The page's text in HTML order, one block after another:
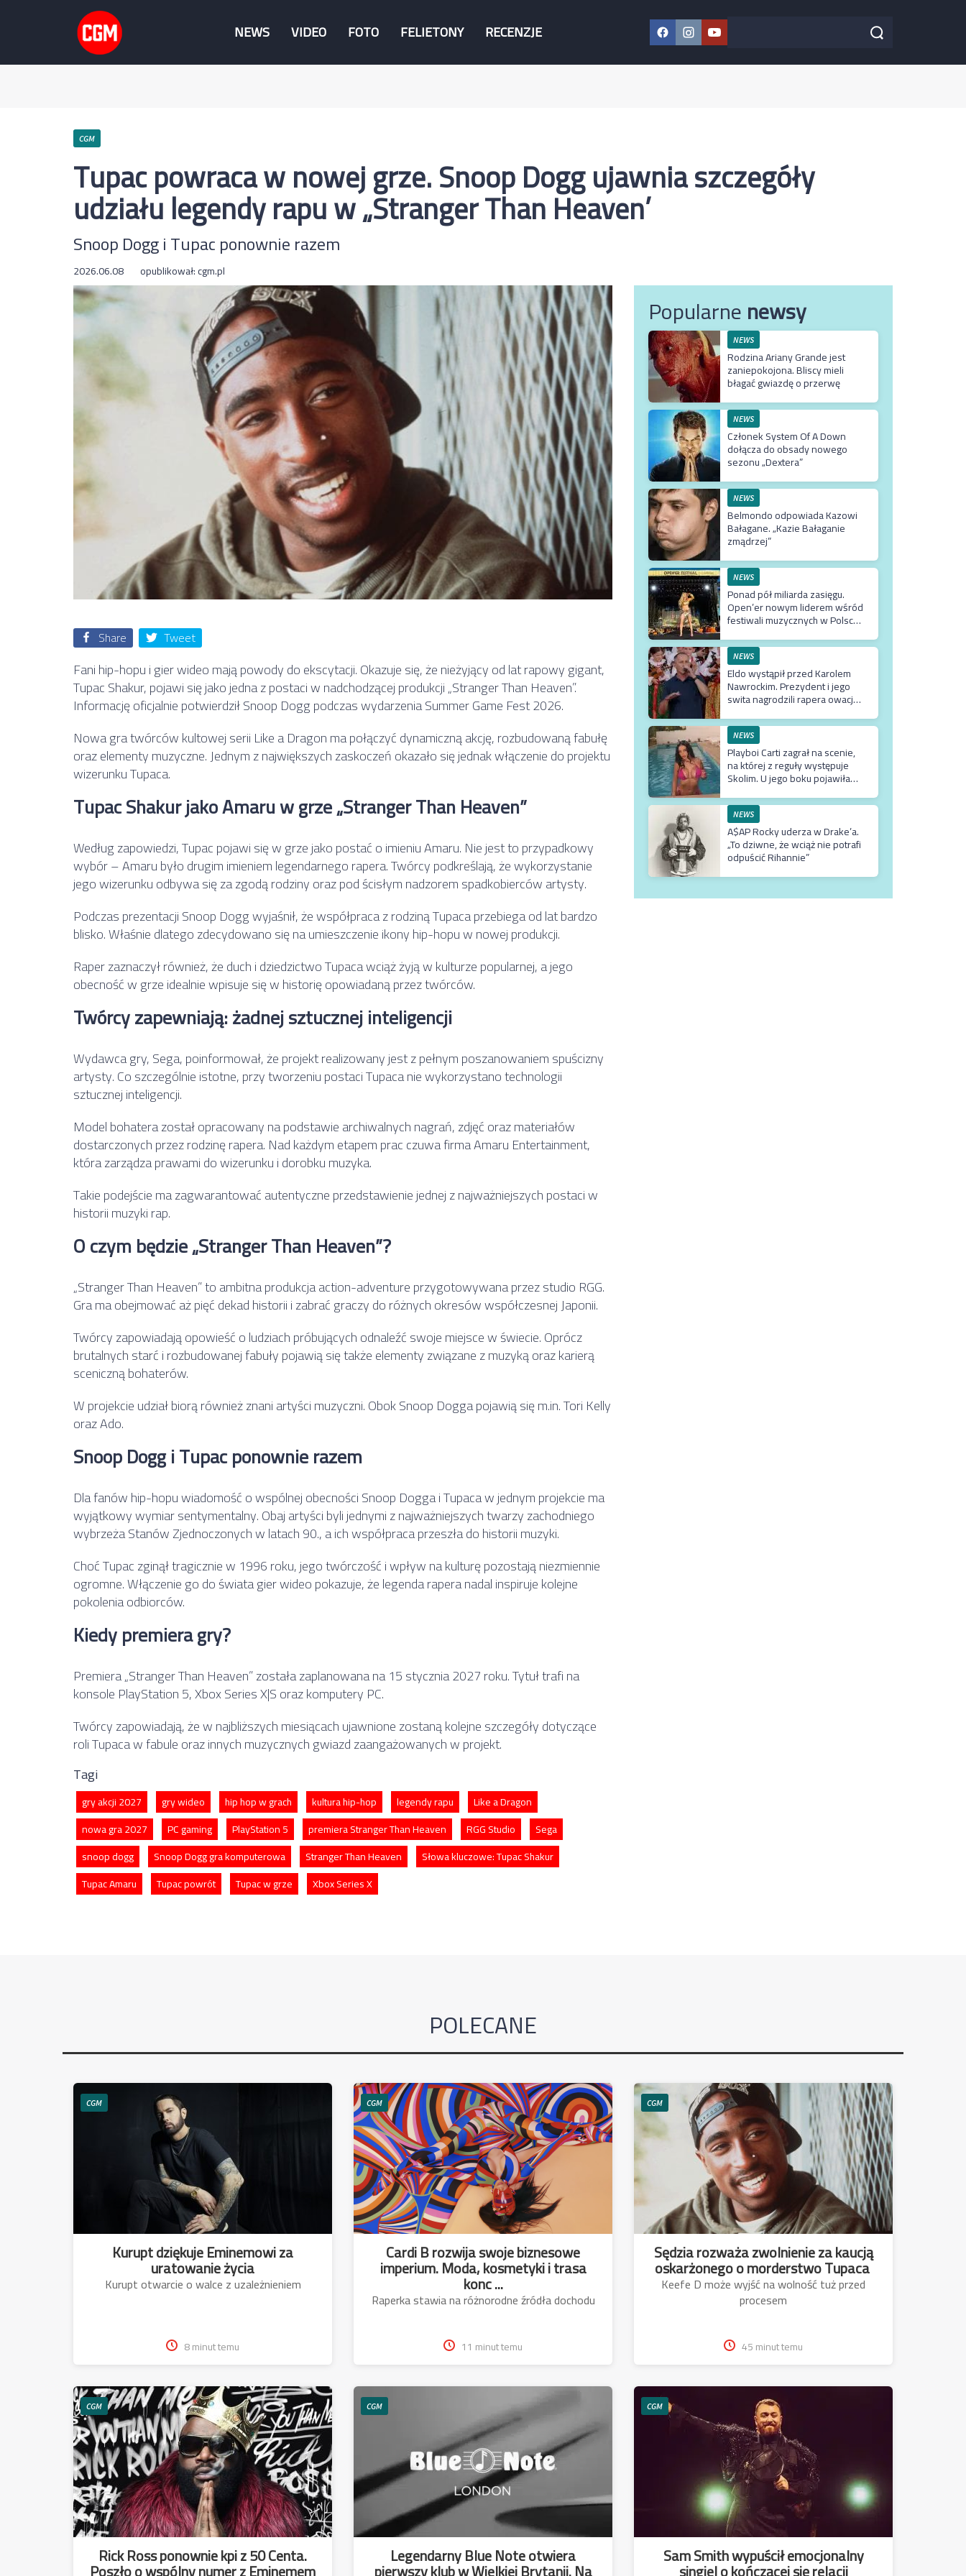
NEWS VIDEO FOTO FELIETONY RECENZJE Facebook
Instagram
YouTube
Szukaj w serwisie Szukaj
CGM
Tupac powraca w nowej grze. Snoop Dogg ujawnia szczegóły
udziału legendy rapu w „Stranger Than Heaven’
Snoop Dogg i Tupac ponownie razem
2026.06.08 opublikował:cgm.pl
Share Tweet
Fani hip-hopu i gier wideo mają powody do ekscytacji. Okazuje się, że nieżyjący od lat rapowy gigant,
Tupac Shakur, pojawi się jako jedna z postaci w nadchodzącej produkcji „Stranger Than Heaven”.
Informację oficjalnie potwierdziłSnoop Doggpodczas wydarzenia Summer Game Fest 2026.
Nowa gra twórców kultowej serii Like a Dragonma połączyć dynamiczną akcję, rozbudowaną fabułę
oraz elementy muzyczne. Jednym z największych zaskoczeń okazało się jednak włączenie do projektu
wizerunku Tupaca.
Tupac Shakur jako Amaru w grze „Stranger Than Heaven”
Według zapowiedzi, Tupac pojawi się w grze jako postać o imieniu Amaru. Nie jest to przypadkowy
wybór – Amaru było drugim imieniem legendarnego rapera. Twórcy podkreślają, że wykorzystanie
jego wizerunku odbywa się za zgodą rodziny oraz pod ścisłym nadzorem spadkobierców artysty.
Podczas prezentacji Snoop Dogg wyjaśnił, że współpraca z rodziną Tupaca przebiega od lat bardzo
blisko. Właśnie dlatego zdecydowano się na umieszczenie ikony hip-hopu w nowej produkcji.
Raper zaznaczył również, że duch i dziedzictwo Tupaca wciąż żyją w kulturze popularnej, a jego
obecność w grze idealnie wpisuje się w historię opowiadaną przez twórców.
Twórcy zapewniają: żadnej sztucznej inteligencji
Wydawca gry,Sega, poinformował, że projekt realizowany jest z pełnym poszanowaniem spuścizny
artysty. Co szczególnie istotne, przy tworzeniu postaci Tupaca nie wykorzystano technologii
sztucznej inteligencji.
Model bohatera został opracowany na podstawie archiwalnych nagrań, zdjęć oraz materiałów
dostarczonych przez rodzinę rapera. Nad każdym etapem prac czuwa firmaAmaru Entertainment,
która zarządza prawami do wizerunku i dorobku muzyka.
Takie podejście ma zagwarantować autentyczne przedstawienie jednej z najważniejszych postaci w
historii muzyki rap.
O czym będzie „Stranger Than Heaven”?
„Stranger Than Heaven” to ambitna produkcja action-adventure przygotowywana przez studio RGG.
Gra ma obejmować aż pięć dekad historii i zabrać graczy do różnych okresów współczesnej Japonii.
Twórcy zapowiadają opowieść o ludziach próbujących odnaleźć swoje miejsce w świecie. Oprócz
brutalnych starć i rozbudowanej fabuły pojawią się także elementy związane z muzyką oraz karierą
sceniczną bohaterów.
W projekcie udział biorą również znani artyści muzyczni. Obok Snoop Dogga pojawią się m.in.Tori Kelly
orazAdo.
Snoop Dogg i Tupac ponownie razem
Dla fanów hip-hopu wiadomość o wspólnej obecności Snoop Dogga i Tupaca w jednym projekcie ma
wyjątkowy wymiar sentymentalny. Obaj artyści byli jednymi z najważniejszych twarzy zachodniego
wybrzeża Stanów Zjednoczonych w latach 90., a ich współpraca przeszła do historii muzyki.
Choć Tupac zginął tragicznie w 1996 roku, jego twórczość i wpływ na kulturę pozostają niezmiennie
ogromne. Włączenie go do świata gier wideo pokazuje, że legenda rapera nadal inspiruje kolejne
pokolenia odbiorców.
Kiedy premiera gry?
Premiera „Stranger Than Heaven” została zaplanowana na 15 stycznia 2027 roku. Tytuł trafi na
konsole PlayStation 5, Xbox Series X|S oraz komputery PC.
Twórcy zapowiadają, że w najbliższych miesiącach ujawnione zostaną kolejne szczegóły dotyczące
roli Tupaca w fabule oraz innych muzycznych gwiazd zaangażowanych w projekt.
Tagi
gry akcji 2027 gry wideo hip hop w grach kultura hip-hop legendy rapu
Like a Dragon
nowa gra 2027
PC gaming PlayStation 5 premiera Stranger Than Heaven RGG Studio
Sega
snoop dogg
Snoop Dogg gra komputerowa Stranger Than Heaven
Słowa kluczowe: Tupac Shakur
Tupac Amaru
Tupac powrót Tupac w grze Xbox Series X
Popularnenewsy
NEWS
Rodzina Ariany Grande jest
zaniepokojona. Bliscy mieli
błagać gwiazdę o przerwę
NEWS
Członek System Of A Down
dołącza do obsady nowego
sezonu „Dextera”
NEWS
Belmondo odpowiada Kazowi
Bałagane. „Kazie Bałaganie
zmądrzej”
NEWS
Ponad pół miliarda zasięgu.
Open’er nowym liderem wśród
festiwali muzycznych w Polsce.
NEWS
Eldo wystąpił przed Karolem
Nawrockim. Prezydent i jego
swita nagrodzili rapera owacją
NEWS
Playboi Carti zagrał na scenie,
na której z reguły występuje
Skolim. U jego boku pojawiła
NEWS
A$AP Rocky uderza w Drake’a.
„To dziwne, że wciąż nie potrafi
odpuścić Rihannie”
POLECANE
CGM
Kurupt dziękuje Eminemowi za
uratowanie życia
Kurupt otwarcie o walce z uzależnieniem
8 minut temu
CGM
Cardi B rozwija swoje biznesowe
imperium. Moda, kosmetyki i trasa
konc ...
Raperka stawia na różnorodne źródła dochodu
11 minut temu
CGM
Sędzia rozważa zwolnienie za kaucją
oskarżonego o morderstwo Tupaca
Keefe D może wyjść na wolność tuż przed
procesem
45 minut temu
CGM
Rick Ross ponownie kpi z 50 Centa.
CGM
Legendarny Blue Note otwiera
CGM
Sam Smith wypuścił emocjonalny